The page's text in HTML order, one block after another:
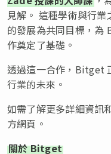
見解。 這種學術與行
的發展為共同目標，為
作奠定了基礎。
透過這一合作，Bitget
行業的未來。
如需了解更多詳細資訊
方網頁。
關於 Bitget